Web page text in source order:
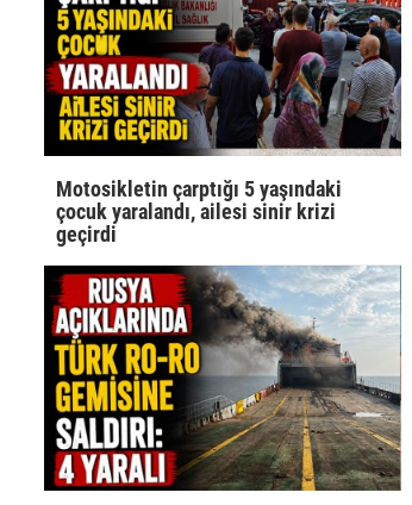
Motosikletin çarptığı 5 yaşındaki
çocuk yaralandı, ailesi sinir krizi
geçirdi